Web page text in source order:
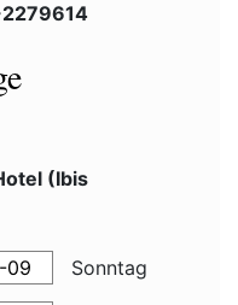
(Ibis
Sonntag